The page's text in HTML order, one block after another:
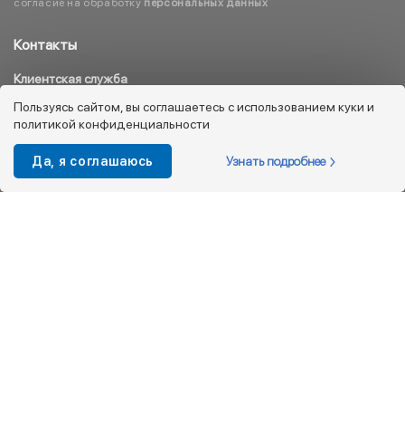
Контакты
Клиентская служба
8 800 333 08 45
info@kotofey.ru
Магазины в Москва (50)
согласие на обработку персональных данных
Пользуясь сайтом, вы соглашаетесь с использованием куки и
политикой конфиденциальности
Да, я соглашаюсь Узнать подробнее